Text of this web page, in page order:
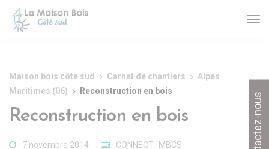
Maison bois côté sud Carnet de chantiers
Alpes
Maritimes (06)
Reconstruction en bois
Reconstruction en bois
7 novembre 2014
CONNECT_MBCS
Contactez-nous